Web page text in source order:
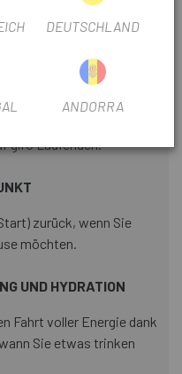
giro Laufenden.
zurück, wenn Sie
möchten.
UND HYDRATION
Fahrt voller Energie dank
Sie etwas trinken
DEUTSCHLAND
ANDORRA